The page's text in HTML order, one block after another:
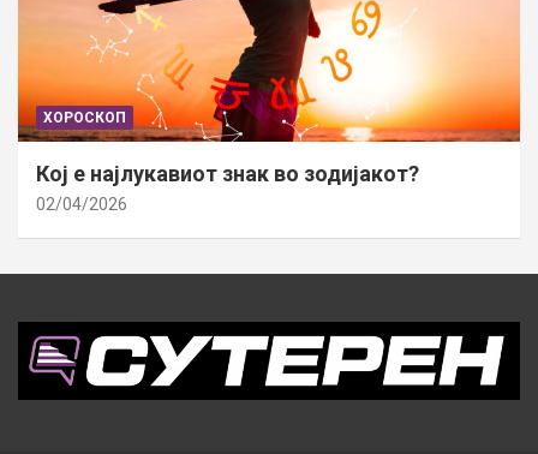
ХОРОСКОП
Кој е најлукавиот знак во зодијакот?
02/04/2026